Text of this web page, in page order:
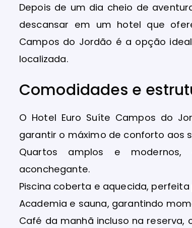
Depois de um dia cheio de
descansar em um hotel que
Campos do Jordão é a opção
localizada.
Comodidades e
O Hotel Euro Suíte Campos do
garantir o máximo de conforto aos
Quartos amplos e modernos,
aconchegante.
Piscina coberta e aquecida,
Academia e sauna, garantindo
Café da manhã incluso na